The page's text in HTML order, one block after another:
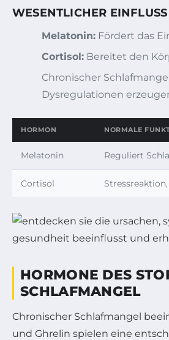
WESENTLICHER
Melatonin: Fördert das
Cortisol: Bereitet den
Chronischer
Dysregulationen
HORMON NORMALE
Melatonin Reguliert
Cortisol
HORMONE DES
SCHLAFMANGEL
Chronischer Schlafmangel
und Ghrelin spielen eine